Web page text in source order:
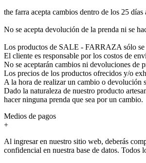
the farra acepta cambios dentro de los 25
No se acepta devolución de la prenda ni se
Los productos de SALE - FARRAZA sólo se
El cliente es responsable por los costos de
No se aceptarán cambios ni devoluciones de
Los precios de los productos ofrecidos y/o
A la hora de realizar un cambio o devolución
Dado la naturaleza de nuestro producto
hacer ninguna prenda que sea por un cambio.
Medios de pagos
+
Al ingresar en nuestro sitio web, deberás
confidencial en nuestra base de datos.